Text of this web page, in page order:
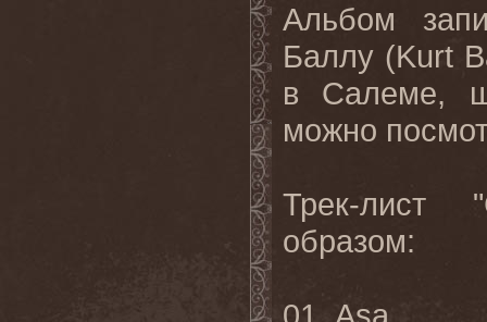
Альбом
Баллу (Kurt
в Салеме,
можно
Трек-лист "
образом: